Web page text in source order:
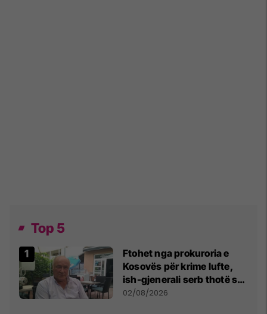
Top 5
Ftohet nga prokuroria e
Kosovës për krime lufte,
ish-gjenerali serb thotë se
dikush e tradhtoi në
02/08/2026